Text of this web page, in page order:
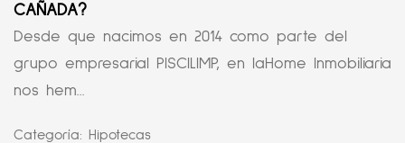
CAÑADA?
Desde que nacimos en 2014 como parte del
grupo empresarial PISCILIMP, en laHome Inmobiliaria
nos hem...
Categoría: Hipotecas